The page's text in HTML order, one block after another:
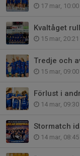
17 mar, 10:00
Kvaltåget
15 mar, 20:21
15 mar, 09:00
Förlust i
14 mar, 09:30
Stormatch
14 mar, 08:45